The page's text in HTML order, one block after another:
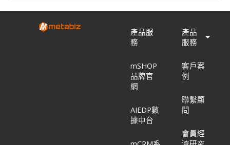
產品服
務
mSHOP
品牌官
網
AIEDP數
據中台
產品
服務
客戶案
例
聯繫顧
問
會員經